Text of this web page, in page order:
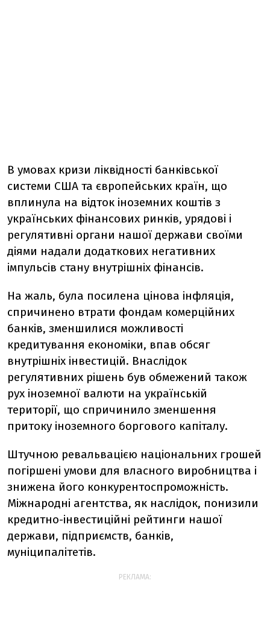
В умовах кризи ліквідності банківської
системи США та європейських країн, що
вплинула на відток іноземних коштів з
українських фінансових ринків, урядові і
регулятивні органи нашої держави своїми
діями надали додаткових негативних
імпульсів стану внутрішніх фінансів.
На жаль, була посилена цінова інфляція,
спричинено втрати фондам комерційних
банків, зменшилися можливості
кредитування економіки, впав обсяг
внутрішніх інвестицій. Внаслідок
регулятивних рішень був обмежений також
рух іноземної валюти на українській
території, що спричинило зменшення
притоку іноземного боргового капіталу.
Штучною ревальвацією національних грошей
погіршені умови для власного виробництва і
знижена його конкурентоспроможність.
Міжнародні агентства, як наслідок, понизили
кредитно-інвестиційні рейтинги нашої
держави, підприємств, банків,
муніципалітетів.
РЕКЛАМА: